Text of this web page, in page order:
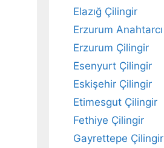
Elazığ Çilingir
Erzurum Anahtarcı
Erzurum Çilingir
Esenyurt Çilingir
Eskişehir Çilingir
Etimesgut Çilingir
Fethiye Çilingir
Gayrettepe Çilingir